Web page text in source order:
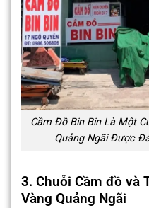
Cầm Đồ Bin Bin Là Một
Quảng Ngãi Được
3. Chuỗi Cầm đồ và
Vàng Quảng Ngãi